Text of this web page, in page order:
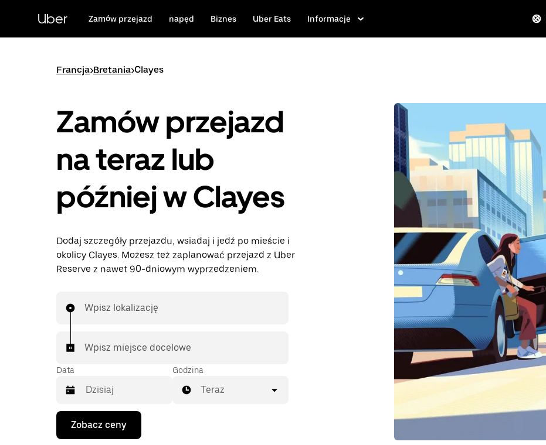
zawartości
Uber Zamów przejazd napęd Biznes Uber Eats Informacje
Francja>Bretania>Clayes
Zamów przejazd
na teraz lub
później w Clayes
Dodaj szczegóły przejazdu, wsiadaj i jedź po mieście i
okolicy Clayes. Możesz też zaplanować przejazd z Uber
Reserve z nawet 90-dniowym wyprzedzeniem.
Wpisz lokalizację
Wpisz miejsce docelowe
Data
Naciśnij
klawisz
strzałki
Godzina
Teraz
Zobacz ceny